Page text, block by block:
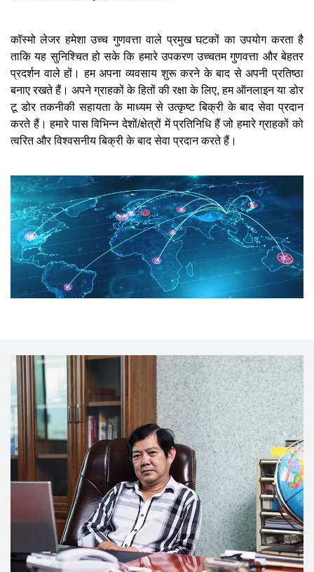
कॉस्मो लेजर हमेशा उच्च गुणवत्ता वाले प्रमुख घटकों का उपयोग करता है
ताकि यह सुनिश्चित हो सके कि हमारे उपकरण उच्चतम गुणवत्ता और बेहतर
प्रदर्शन वाले हों। हम अपना व्यवसाय शुरू करने के बाद से अपनी प्रतिष्ठा
बनाए रखते हैं। अपने ग्राहकों के हितों की रक्षा के लिए, हम ऑनलाइन या डोर
टू डोर तकनीकी सहायता के माध्यम से उत्कृष्ट बिक्री के बाद सेवा प्रदान
करते हैं। हमारे पास विभिन्न देशों/क्षेत्रों में प्रतिनिधि हैं जो हमारे ग्राहकों को
त्वरित और विश्वसनीय बिक्री के बाद सेवा प्रदान करते हैं।